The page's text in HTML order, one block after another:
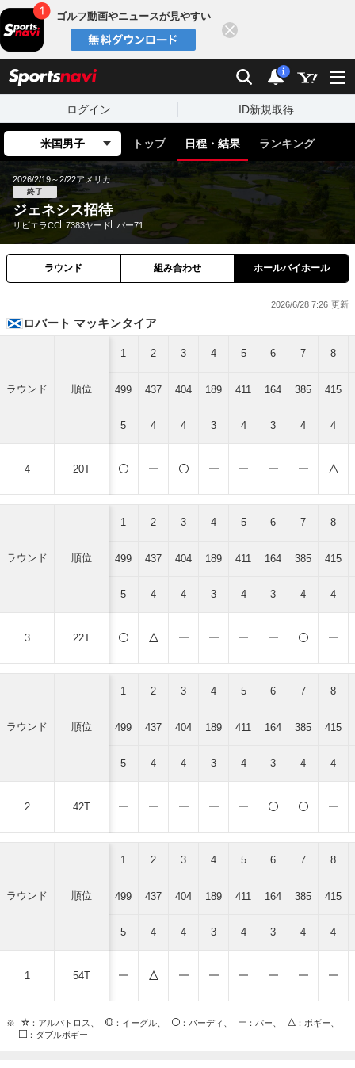
ゴルフ動画やニュースが見やすい
検索 通知
i
ログイン ID新規取得
米国男子 トップ 日程・結果 ランキング
2026/2/19～2/22アメリカ
終了
ジェネシス招待
リビエラCC 7383ヤード パー71
ラウンド 組み合わせ ホールバイホール
2026/6/28 7:26
ロバート マッキンタイア
ラウンド 順位
4 20T
1 2 3 4 5 6 7 8
499 437 404 189 411 164 385 415
5 4 4 3 4 3 4 4
ラウンド 順位
3 22T
1 2 3 4 5 6 7 8
499 437 404 189 411 164 385 415
5 4 4 3 4 3 4 4
ラウンド 順位
2 42T
1 2 3 4 5 6 7 8
499 437 404 189 411 164 385 415
5 4 4 3 4 3 4 4
ラウンド 順位
1 54T
1 2 3 4 5 6 7 8
499 437 404 189 411 164 385 415
5 4 4 3 4 3 4 4
※ ：アルバトロス、 ：イーグル、 ：バーディ、 ：パー、
：ボギー、
：ダブルボギー